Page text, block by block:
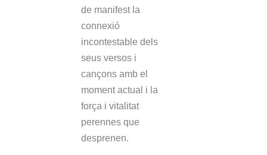
de manifest la
connexió
incontestable dels
seus versos i
cançons amb el
moment actual i la
força i vitalitat
perennes que
desprenen.